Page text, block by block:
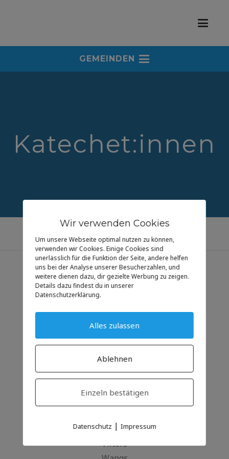
GEMEINDEN
Katechet:innen
Informationen
Datenschutz
Kontakte
Heiligkreuz
Sargans
Vilters
Wir verwenden Cookies
Um unsere Webseite optimal nutzen zu können,
verwenden wir Cookies. Einige Cookies sind
unerlässlich für die Funktion der Seite, andere helfen
uns bei der Analyse unserer Besucherzahlen, und
weitere dienen dazu, dir gezielte Werbung zu zeigen.
Details dazu findest du in unserer
Datenschutzerklärung.
Alles zulassen
Ablehnen
Einzeln bestätigen
Datenschutz | Impressum